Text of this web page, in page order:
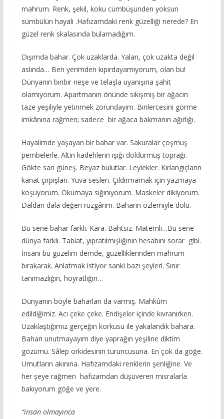
mahrum. Renk, şekil, koku cümbüşünden yoksun
sümbülün hayali .Hafızamdaki renk güzelliği nerede? En
güzel renk skalasında bulamadığım.
Dışımda bahar. Çok uzaklarda. Yalan, çok uzakta değil
aslında… Ben yerimden kıpırdayamıyorum, olan bu!
Dünyanın binbir neşe ve telaşla uyanışına şahit
olamıyorum. Apartmanın önünde sıkışmış bir ağacın
taze yeşiliyle yetinmek zorundayım. Binlercesini görme
imkânına rağmen; sadece bir ağaca bakmanın ağırlığı.
Hayalimde yaşayan bir bahar var. Sakuralar çoşmuş
pembelerle. Altın kadehlerin ışığı doldurmuş toprağı.
Gökte sarı güneş. Beyaz bulutlar. Leylekler. Kırlangıçların
kanat çırpışları. Yuva sesleri. Çıldırmamak için yazmaya
koşuyorum. Okumaya sığınıyorum. Maskeler dikiyorum.
Daldan dala değen rüzgârım. Baharın özlemiyle dolu.
Bu sene bahar farklı. Kara. Bahtsız. Matemli…Bu sene
dünya farklı. Tabiat, yıpratılmışlığının hesabını sorar gibi.
İnsanı bu güzelim demde, güzelliklerinden mahrum
bırakarak. Anlatmak istiyor sanki bazı şeyleri. Sınır
tanımazlığın, hoyratlığın…
Dünyanın böyle baharları da varmış. Mahkûm
edildiğimiz. Acı çeke çeke. Endişeler içinde kıvranırken.
Uzaklaştığımız gerçeğin korkusu ile yakalandık bahara.
Baharı unutmayayım diye yaprağın yeşiline diktim
gözümü. Sâlep orkidesinin turuncusuna. En çok da göğe.
Umutların akınına. Hafızamdaki renklerin şenliğine. Ve
her şeye rağmen hafızamdan düşüveren mısralarla
bakıyorum göğe ve yere.
“insan olmayınca